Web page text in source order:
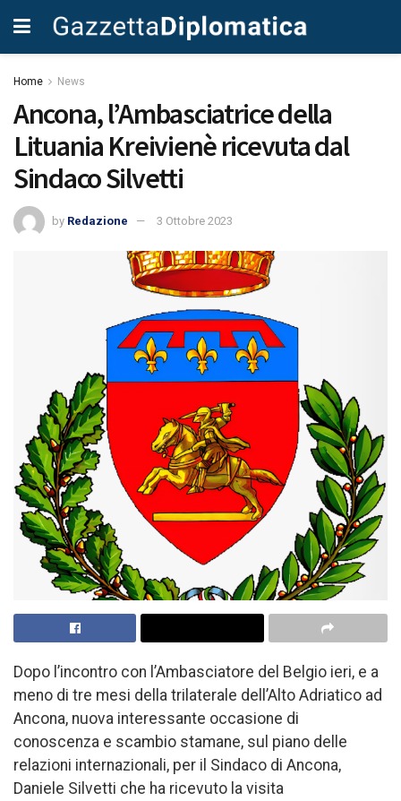
Home News
Ancona, l’Ambasciatrice della
Lituania Kreivienè ricevuta dal
Sindaco Silvetti
by Redazione 3 Ottobre 2023
Dopo l’incontro con l’Ambasciatore del Belgio ieri, e a
meno di tre mesi della trilaterale dell’Alto Adriatico ad
Ancona, nuova interessante occasione di
conoscenza e scambio stamane, sul piano delle
relazioni internazionali, per il Sindaco di Ancona,
Daniele Silvetti che ha ricevuto la visita